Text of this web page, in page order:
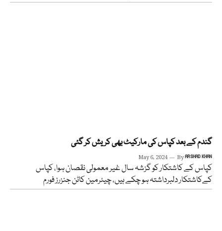
گندم کے بعد کپاس کی مارکیٹ بھی کریش کر گئی
May 6, 2024 ByARSHAD KHAN
کپاس کے کاشتکار کو گزشہ سال غیر معمولی نقصان ہوا، کپاس
کےکاشتکار دلبرداشتہ ہو چکے ہیں، چیئرمین کاٹن جنزرز فورم